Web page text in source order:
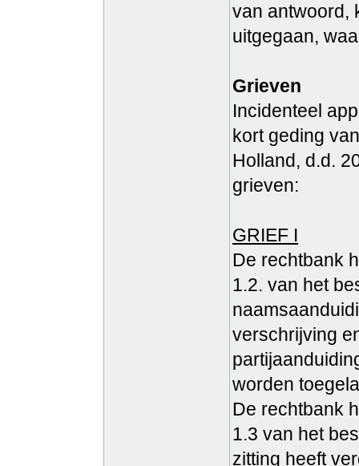
van antwoord,
uitgegaan,
Grieven
Incidenteel
kort geding
Holland, d.d.
grieven:
GRIEF I
De rechtbank
1.2. van het
verschrijving
worden
De rechtbank
1.3 van het
zitting heeft